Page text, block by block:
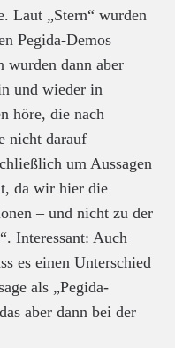
Laut „Stern“ wurden
Pegida-Demos
wurden dann aber
und wieder in
höre, die nach
nicht darauf
um Aussagen
da wir hier die
– und nicht zu der
Interessant: Auch
es einen Unterschied
als „Pegida-
aber dann bei der